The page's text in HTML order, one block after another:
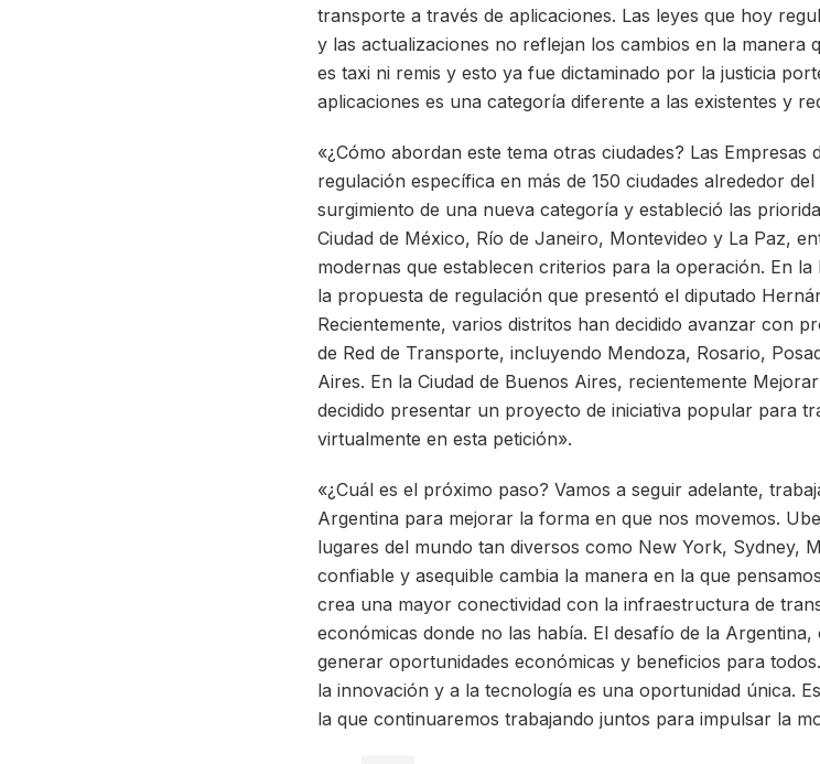
transporte a través de aplicaciones. Las leyes que hoy
y las actualizaciones no reflejan los cambios en la manera
es taxi ni remis y esto ya fue dictaminado por la justicia
aplicaciones es una categoría diferente a las existentes y
«¿Cómo abordan este tema otras ciudades? Las Empresas
regulación específica en más de 150 ciudades alrededor
surgimiento de una nueva categoría y estableció las
Ciudad de México, Río de Janeiro, Montevideo y La Paz,
modernas que establecen criterios para la operación. En la
la propuesta de regulación que presentó el diputado
Recientemente, varios distritos han decidido avanzar con
de Red de Transporte, incluyendo Mendoza, Rosario,
Aires. En la Ciudad de Buenos Aires, recientemente
decidido presentar un proyecto de iniciativa popular para
virtualmente en esta petición».
«¿Cuál es el próximo paso? Vamos a seguir adelante,
Argentina para mejorar la forma en que nos movemos.
lugares del mundo tan diversos como New York, Sydney,
confiable y asequible cambia la manera en la que
crea una mayor conectividad con la infraestructura de
económicas donde no las había. El desafío de la
generar oportunidades económicas y beneficios para
la innovación y a la tecnología es una oportunidad única.
la que continuaremos trabajando juntos para impulsar la